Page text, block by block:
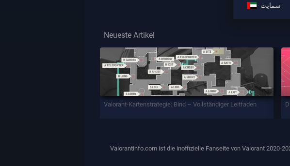
سمايت
Neueste Artikel
Valorant-Kartenstrategie: Bind – Vollständiger Leitfaden
Valorantinfo.com ist die inoffizielle Fanseite von Valorant 2020-